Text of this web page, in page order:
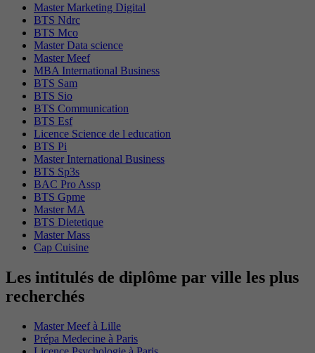
Master Marketing Digital
BTS Ndrc
BTS Mco
Master Data science
Master Meef
MBA International Business
BTS Sam
BTS Sio
BTS Communication
BTS Esf
Licence Science de l education
BTS Pi
Master International Business
BTS Sp3s
BAC Pro Assp
BTS Gpme
Master MA
BTS Dietetique
Master Mass
Cap Cuisine
Les intitulés de diplôme par ville les plus
recherchés
Master Meef à Lille
Prépa Medecine à Paris